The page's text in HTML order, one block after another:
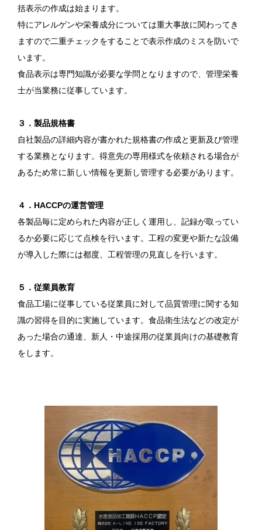
括表示の作成は始まります。
特にアレルゲンや栄養成分については重大事故に関わってき
ますので二重チェックをすることで表示作成のミスを防いで
います。
食品表示は専門知識が必要な学問となりますので、管理栄養
士が当業務に従事しています。
３．製品規格書
自社製品の詳細内容が書かれた規格書の作成と更新及び管理
する業務となります。得意先の専用様式を依頼される場合が
あるため常に新しい情報を更新し管理する必要があります。
４．HACCPの運営管理
各製品毎に定められた内容が正しく運用し、記録が取ってい
るか必要に応じて点検を行います。工程の変更や新たな設備
が導入した際には都度、工程管理の見直しを行います。
５．従業員教育
食品工場に従事している従業員に対して品質管理に関する知
識の習得を目的に実施しています。食品衛生法などの改定が
あった場合の通達、新人・中途採用の従業員向けの基礎教育
をします。